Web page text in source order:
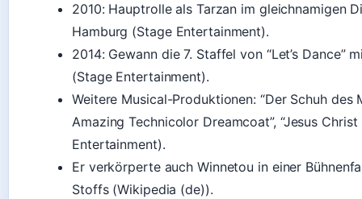
2010: Hauptrolle als Tarzan im gleichnamigen
Hamburg (Stage Entertainment).
2014: Gewann die 7. Staffel von “Let’s Dance”
(Stage Entertainment).
Weitere Musical-Produktionen: “Der Schuh des
Amazing Technicolor Dreamcoat”, “Jesus
Entertainment).
Er verkörperte auch Winnetou in einer
Stoffs (Wikipedia (de)).